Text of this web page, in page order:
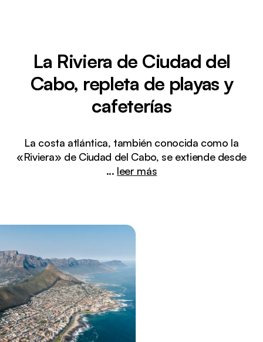
La Riviera de Ciudad del
Cabo, repleta de playas y
cafeterías
La costa atlántica, también conocida como la
«Riviera» de Ciudad del Cabo, se extiende desde
... leer más